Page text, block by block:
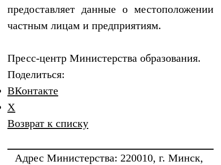
предоставляет данные о местоположении
частным лицам и предприятиям.
Пресс-центр Министерства образования.
Поделиться:
ВКонтакте
X
Возврат к списку
Адрес Министерства: 220010, г. Минск,